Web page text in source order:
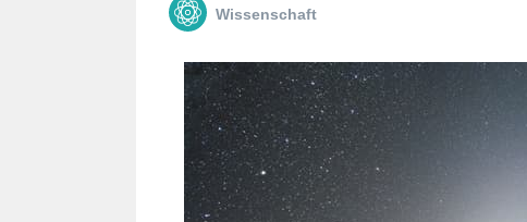
Wissenschaft